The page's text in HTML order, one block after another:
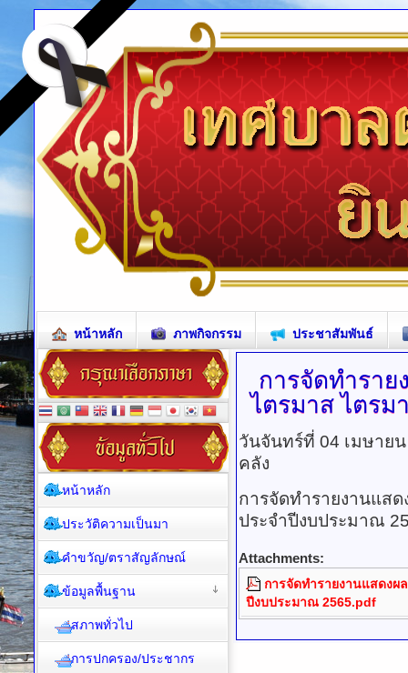
หน้าหลัก ภาพกิจกรรม ประชาสัมพันธ์
การจัดทำราย
ไตรมาสไตรม
วันจันทร์ที่ 04 เมษาย
คลัง
การจัดทำรายงานแส
ประจำปีงบประมาณ
Attachments:
การจัดทำรายงานแสดงผ
ปีงบประมาณ 2565.pdf
หน้าหลัก
ประวัติความเป็นมา
คำขวัญ/ตราสัญลักษณ์
ข้อมูลพื้นฐาน
สภาพทั่วไป
การปกครอง/ประชากร